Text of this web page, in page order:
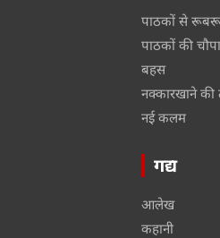
पाठकों से रूबरू
पाठकों की
बहस
नक्कारखाने की
नई कलम
गद्य
आलेख
कहानी